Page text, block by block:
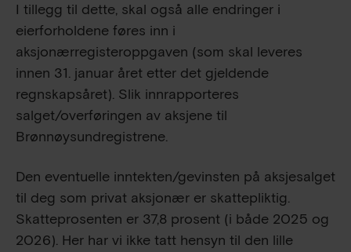
I tillegg til dette, skal også alle endringer i
eierforholdene føres inn i
aksjonærregisteroppgaven (som skal leveres
innen 31. januar året etter det gjeldende
regnskapsåret). Slik innrapporteres
salget/overføringen av aksjene til
Brønnøysundregistrene.
Den eventuelle inntekten/gevinsten på aksjesalget
til deg som privat aksjonær er skattepliktig.
Skatteprosenten er 37,8 prosent (i både 2025 og
2026). Her har vi ikke tatt hensyn til den lille